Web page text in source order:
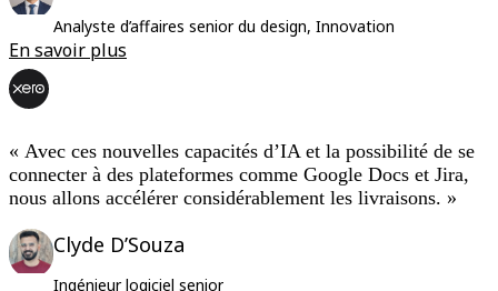
« Avec ces nouvelles capacités d’IA et la possibilité de se
connecter à des plateformes comme Google Docs et Jira,
nous allons accélérer considérablement les livraisons. »
Clyde D’Souza
Ingénieur logiciel senior
Analyste d’affaires senior du design, Innovation
En savoir plus